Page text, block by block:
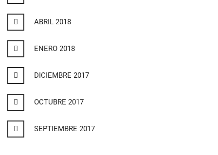
ABRIL 2018
ENERO 2018
DICIEMBRE 2017
OCTUBRE 2017
SEPTIEMBRE 2017